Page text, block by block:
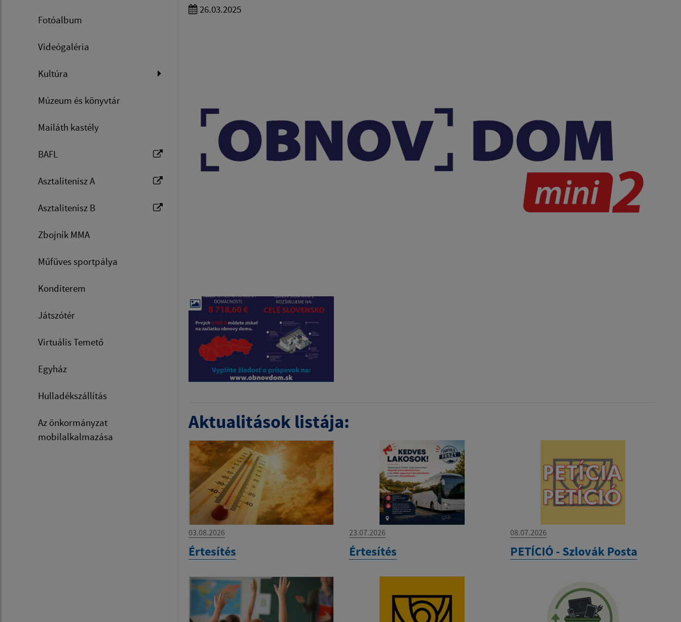
Fotóalbum
Videógaléria
Kultúra
Múzeum és könyvtár
Mailáth kastély
BAFL
Asztalitenisz A
Asztalitenisz B
Zbojník MMA
Műfüves sportpálya
Konditerem
Játszótér
Virtuális Temető
Egyház
Hulladékszállítás
Az önkormányzat
mobilalkalmazása
26.03.2025
Aktualitások listája:
03.08.2026
Értesítés
23.07.2026
Értesítés
08.07.2026
PETÍCIÓ - Szlovák Posta